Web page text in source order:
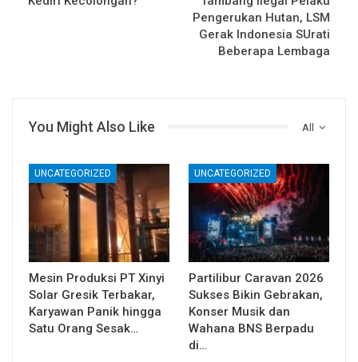
Pengerukan Hutan, LSM
Gerak Indonesia SUrati
Beberapa Lembaga
All
You Might Also Like
UNCATEGORIZED
Mesin Produksi PT Xinyi
Solar Gresik Terbakar,
Karyawan Panik hingga
Satu Orang Sesak…
UNCATEGORIZED
Partilibur Caravan 2026
Sukses Bikin Gebrakan,
Konser Musik dan
Wahana BNS Berpadu
di…